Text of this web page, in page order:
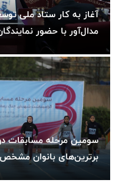
آغاز به کار ستاد ملی
مدال‌آور با حضور
سومین مرحله مسابقات
برترین‌های بانوان